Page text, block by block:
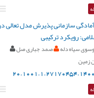
سازمانی پذیرش مدل تعالی در
رویکرد ترکیبی
سیاه دله
صمد جباری صل